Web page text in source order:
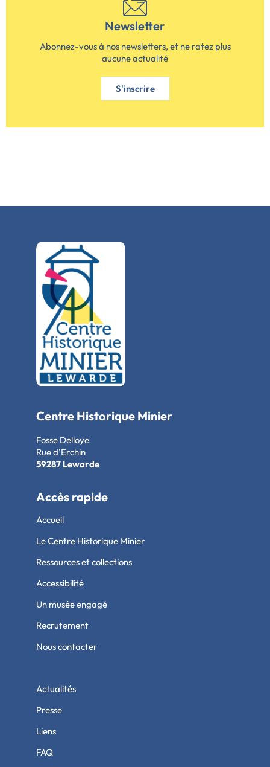
Newsletter
Abonnez-vous à nos newsletters, et ne ratez plus
aucune actualité
S'inscrire
Centre Historique Minier
Fosse Delloye
Rue d’Erchin
59287 Lewarde
Accès rapide
Accueil
Le Centre Historique Minier
Ressources et collections
Accessibilité
Un musée engagé
Recrutement
Nous contacter
Actualités
Presse
Liens
FAQ